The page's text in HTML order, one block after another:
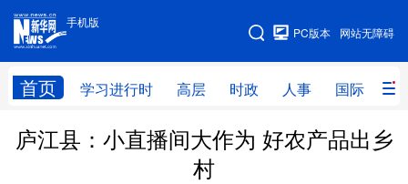
手机版
网站无障碍
PC版本
首页 学习进行时 高层 时政 人事 国际 财
手机版
网站地图
学习进行时 高层 时政 人事
庐江县：小直播间大作为 好农产品出乡
村